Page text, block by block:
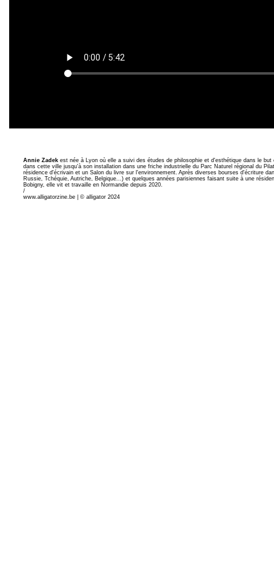
Annie Zadek est née à Lyon où elle a suivi des études de philosophie et d'esthétique dans le
dans cette ville jusqu'à son installation dans une friche industrielle du Parc Naturel régional du
résidence d'écrivain et un Salon du livre sur l'environnement. Après diverses bourses d'écriture
Russie, Tchéquie, Autriche, Belgique...) et quelques années parisiennes faisant suite à une
Bobigny, elle vit et travaille en Normandie depuis 2020.
/
www.alligatorzine.be | © alligator 2024